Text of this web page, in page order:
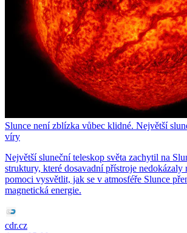
Slunce není zblízka vůbec klidné. Největší
víry
Největší sluneční teleskop světa zachytil na
struktury, které dosavadní přístroje
pomoci vysvětlit, jak se v atmosféře Slunce
magnetická energie.
cdr.cz